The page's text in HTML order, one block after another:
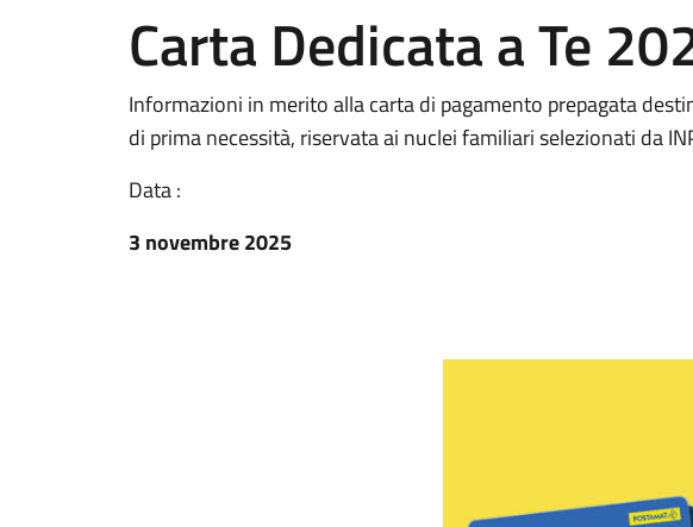
Carta Dedicata a Te
Informazioni in merito alla carta di pagamento prepagata
di prima necessità, riservata ai nuclei familiari selezionati da
Data :
3 novembre 2025